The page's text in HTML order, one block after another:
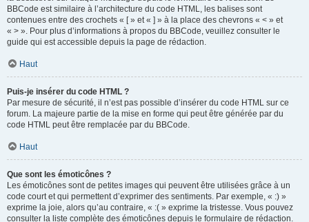
BBCode est similaire à l’architecture du code HTML, les balises sont
contenues entre des crochets « [ » et « ] » à la place des chevrons « < » et
« > ». Pour plus d’informations à propos du BBCode, veuillez consulter le
guide qui est accessible depuis la page de rédaction.
Haut
Puis-je insérer du code HTML ?
Par mesure de sécurité, il n’est pas possible d’insérer du code HTML sur ce
forum. La majeure partie de la mise en forme qui peut être générée par du
code HTML peut être remplacée par du BBCode.
Haut
Que sont les émoticônes ?
Les émoticônes sont de petites images qui peuvent être utilisées grâce à un
code court et qui permettent d’exprimer des sentiments. Par exemple, « :) »
exprime la joie, alors qu’au contraire, « :( » exprime la tristesse. Vous pouvez
consulter la liste complète des émoticônes depuis le formulaire de rédaction.